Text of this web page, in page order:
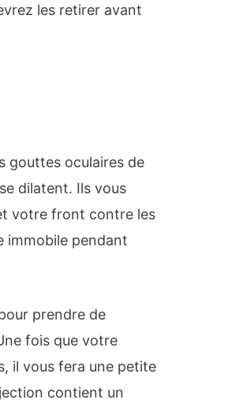
les retirer avant
gouttes oculaires de
dilatent. Ils vous
votre front contre les
immobile pendant
prendre de
fois que votre
il vous fera une petite
contient un